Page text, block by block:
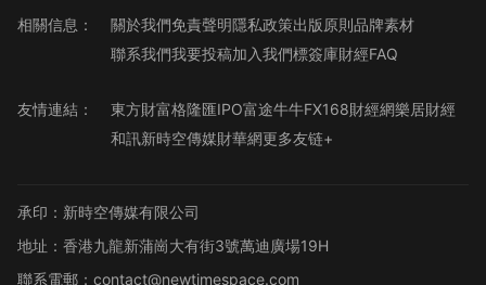
相關信息： 關於我們免責聲明隱私政策出版原則品牌素材
聯系我們我要投稿加入我們標簽庫財經FAQ
友情連結： 東方財富格隆匯IPO富途牛牛FX168財經網樂居財經
和訊新時空傳媒財華網更多友链+
承印：新時空傳媒有限公司
地址：香港九龍新蒲崗大有街3號萬迪廣場19H
聯系電郵：contact@newtimespace.com